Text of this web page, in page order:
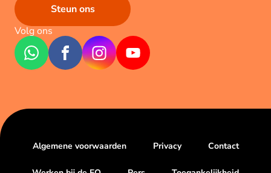
Steun ons
Volg ons
Algemene voorwaarden Privacy Contact